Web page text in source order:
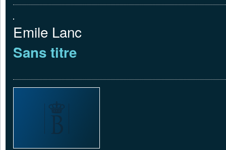
Emile Lanc
Sans titre